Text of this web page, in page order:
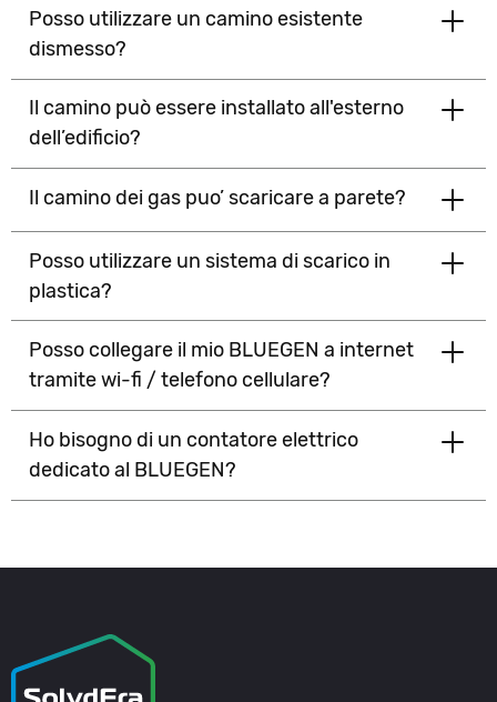
No, in Italia questo non è ammesso.
Posso utilizzare un camino esistente
dismesso?
Sì, purché offra spazio sufficiente (min. 10 x 10 cm) per
il passaggio del nuovo camino. Contattaci per
Il camino può essere installato all'esterno
dell’edificio?
Sì. Contattaci per maggiori informazioni.
Il camino dei gas puo’ scaricare a parete?
Il sistema è certificato per questo tipo di soluzione. In
Italia persiste l’obbligo di scaricare a tetto, salvo
Posso utilizzare un sistema di scarico in
plastica?
I fumi di BLUEGEN fuoriescono ad una temperatura
massima di 120 °C. Questo permette l’utilizzo di
Posso collegare il mio BLUEGEN a internet
tramite wi-fi / telefono cellulare?
Per il corretto funzionamento di BLUEGEN, è
necessaria una connessione a Internet tramite linea
Ho bisogno di un contatore elettrico
dedicato al BLUEGEN?